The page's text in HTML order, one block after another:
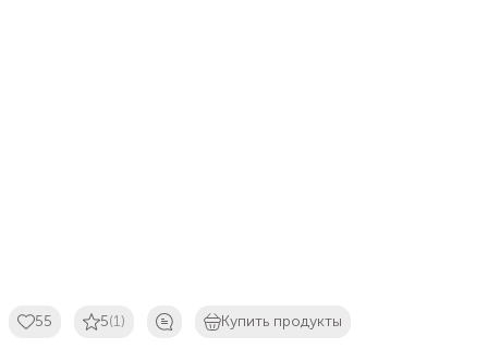
55 5(1) Купить продукты